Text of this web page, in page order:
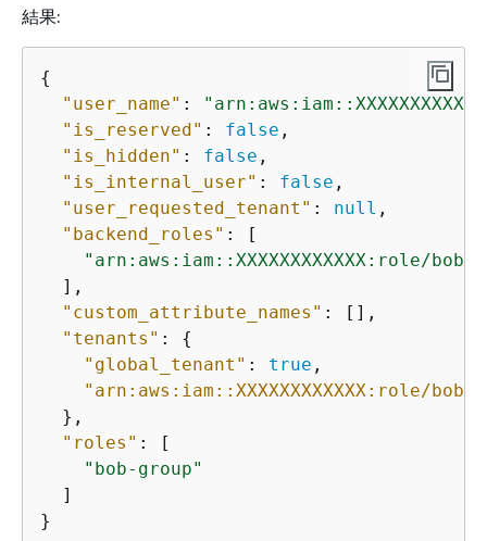
結果:
{
"user_name" :
"is_reserved" : false ,
"is_hidden" : false ,
"is_internal_user" : false ,
"user_requested_tenant" : null ,
"backend_roles" : [
"arn:aws:iam::XXXXXXXXXXXX:role/bob-
  ],
"custom_attribute_names" : [],
"tenants" : {
"global_tenant" : true ,
"arn:aws:iam::XXXXXXXXXXXX:role/bob-
  },
"roles" : [
"bob-group"
  ]
}